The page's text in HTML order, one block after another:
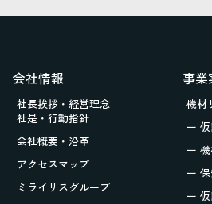
会社情報
社長挨拶・経営理念
社是・行動指針
会社概要・沿革
アクセスマップ
ミライリスグループ
事業
機材
ー
ー
ー
ー